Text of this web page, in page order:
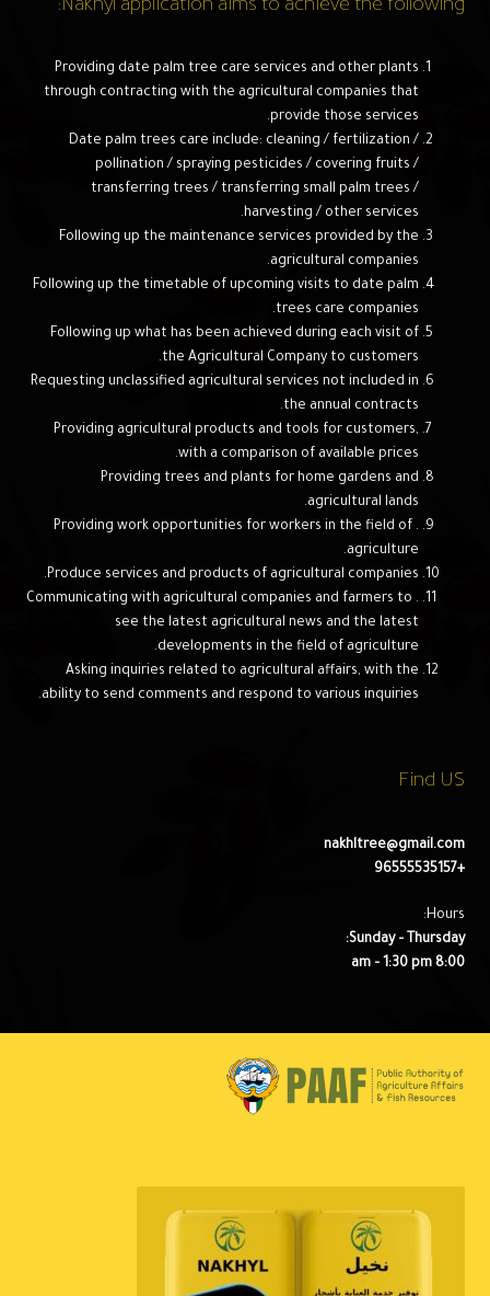
Nakhyl application aims to achieve the following:
Providing date palm tree care services and other plants
through contracting with the agricultural companies that
provide those services.
Date palm trees care include: cleaning / fertilization /
pollination / spraying pesticides / covering fruits /
transferring trees / transferring small palm trees /
harvesting / other services.
Following up the maintenance services provided by the
agricultural companies.
Following up the timetable of upcoming visits to date palm
trees care companies.
Following up what has been achieved during each visit of
the Agricultural Company to customers.
Requesting unclassified agricultural services not included in
the annual contracts.
Providing agricultural products and tools for customers,
with a comparison of available prices.
Providing trees and plants for home gardens and
agricultural lands.
. Providing work opportunities for workers in the field of
agriculture.
Produce services and products of agricultural companies.
. Communicating with agricultural companies and farmers to
see the latest agricultural news and the latest
developments in the field of agriculture.
Asking inquiries related to agricultural affairs, with the
ability to send comments and respond to various inquiries.
Find US
nakhltree@gmail.com
+96555535157
Hours:
Sunday – Thursday:
8:00 am – 1:30 pm